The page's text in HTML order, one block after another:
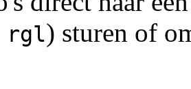
rgl) sturen of